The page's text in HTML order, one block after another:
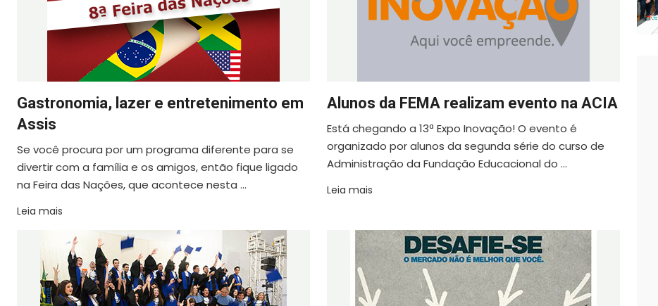
Gastronomia, lazer e entretenimento em
Assis
Se você procura por um programa diferente para se
divertir com a família e os amigos, então fique ligado
na Feira das Nações, que acontece nesta ...
Leia mais
Alunos da FEMA realizam evento na ACIA
Está chegando a 13ª Expo Inovação! O evento é
organizado por alunos da segunda série do curso de
Administração da Fundação Educacional do ...
Leia mais